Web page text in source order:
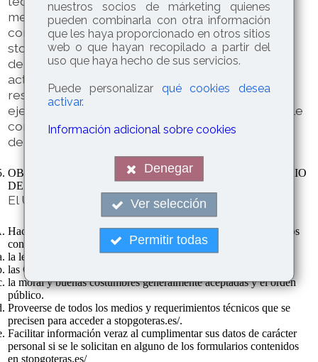
mecanismos de información que pudieren
contener los contenidos. El Usuario de
stopgoteras.es/ se compromete a respetar los
derechos enunciados y a evitar cualquier
actuación que pudiera perjudicarlos,
reservándose en todo caso Stop Goteras el
ejercicio de cuantos medios o acciones legales le
correspondan en defensa de sus legítimos
derechos de propiedad intelectual e industrial.
OBLIGACIONES Y RESPONSABILIDADES DEL USUARIO
DE stopgoteras.es/
El Usuario se compromete a:
Hacer un uso adecuado y lícito de stopgoteras.es/ así como de los
contenidos y servicios, de conformidad con:
la legislación aplicable en cada momento
las Condiciones Generales de stopgoteras.es/
la moral y buenas costumbres generalmente aceptadas y el orden
público.
Proveerse de todos los medios y requerimientos técnicos que se
precisen para acceder a stopgoteras.es/.
Facilitar información veraz al cumplimentar sus datos de carácter
personal si se le solicitan en alguno de los formularios contenidos
en stopgoteras.es/
nuestros socios de márketing quienes
pueden combinarla con otra información
que les haya proporcionado en otros sitios
web o que hayan recopilado a partir del
uso que haya hecho de sus servicios.
Puede personalizar qué cookies desea
activar.
Información adicional sobre cookies
9 Denegar
g Ver selección
g Permitir todas